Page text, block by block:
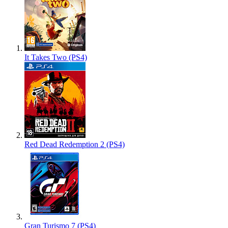
It Takes Two (PS4)
Red Dead Redemption 2 (PS4)
Gran Turismo 7 (PS4)